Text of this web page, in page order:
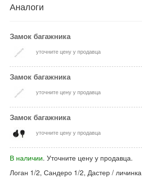
Аналоги
Замок багажника
уточните цену у продавца
Замок багажника
уточните цену у продавца
Замок багажника
уточните цену у продавца
В наличии. Уточните цену у продавца.
Логан 1/2, Сандеро 1/2, Дастер / личинка